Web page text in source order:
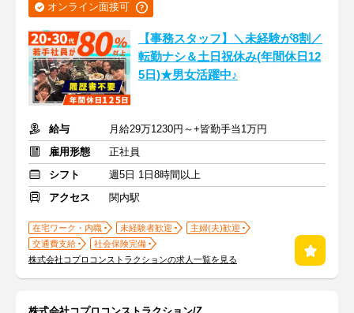
オンライン面接可
【事務スタッフ】＼未経験が8割／
転勤ナシ＆土日祝休み(年間休日12
5日)★男女活躍中♪
給与
月給29万1230円～+皆勤手当1万円
雇用形態
正社員
シフト
週5日 1日8時間以上
アクセス
関内駅
在宅ワーク・内職 未経験者歓迎
主婦(夫)歓迎
交通費支給
社会保険完備
株式会社コプロコンストラクションの求人一覧を見る